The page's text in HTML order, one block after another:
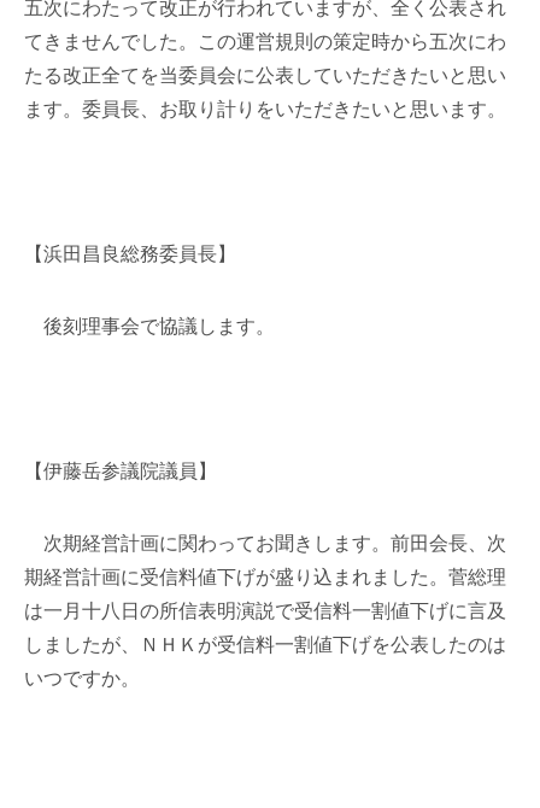
五次にわたって改正が行われていますが、全く公表され
てきませんでした。この運営規則の策定時から五次にわ
たる改正全てを当委員会に公表していただきたいと思い
ます。委員長、お取り計りをいただきたいと思います。
【浜田昌良総務委員長】
後刻理事会で協議します。
【伊藤岳参議院議員】
次期経営計画に関わってお聞きします。前田会長、次
期経営計画に受信料値下げが盛り込まれました。菅総理
は一月十八日の所信表明演説で受信料一割値下げに言及
しましたが、ＮＨＫが受信料一割値下げを公表したのは
いつですか。